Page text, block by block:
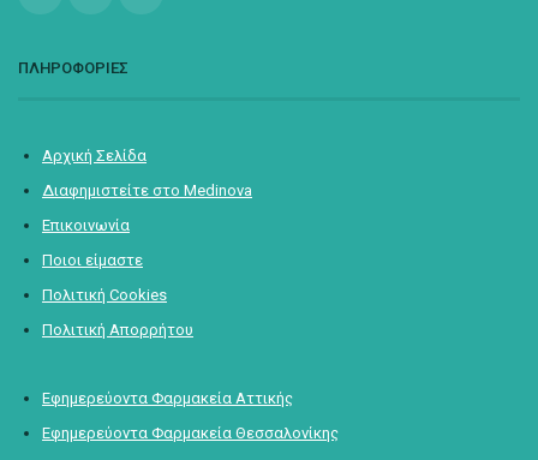
ΠΛΗΡΟΦΟΡΙΕΣ
Αρχική Σελίδα
Διαφημιστείτε στο Medinova
Επικοινωνία
Ποιοι είμαστε
Πολιτική Cookies
Πολιτική Απορρήτου
Εφημερεύοντα Φαρμακεία Αττικής
Εφημερεύοντα Φαρμακεία Θεσσαλονίκης